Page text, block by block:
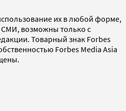
их в любой форме,
СМИ, возможны только с
Товарный знак Forbes
Forbes Media Asia